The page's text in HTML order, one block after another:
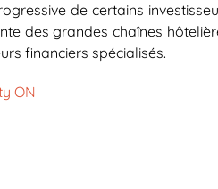
de certains
des grandes chaînes
financiers spécialisés.
ON